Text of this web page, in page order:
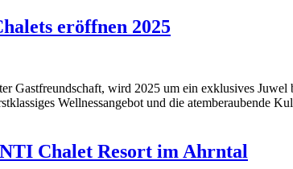
eröffnen 2025
Gastfreundschaft, wird 2025 um ein exklusives
Wellnessangebot und die atemberaubende
Chalet Resort im Ahrntal